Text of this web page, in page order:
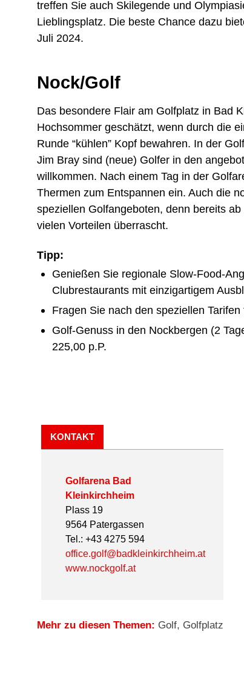
treffen Sie auch Skilegende und
Lieblingsplatz. Die beste Chance dazu
Juli 2024.
Nock/Golf
Das besondere Flair am Golfplatz in Bad
Hochsommer geschätzt, wenn durch die
Runde “kühlen” Kopf bewahren. In der
Jim Bray sind (neue) Golfer in den
willkommen. Nach einem Tag in der
Thermen zum Entspannen ein. Auch die
speziellen Golfangeboten, denn bereits
vielen Vorteilen überrascht.
Tipp:
Genießen Sie regionale Slow-Food-
Clubrestaurants mit einzigartigem
Fragen Sie nach den speziellen
Golf-Genuss in den Nockbergen (2
225,00 p.P.
KONTAKT
Golfarena Bad
Kleinkirchheim
Plass 19
9564 Patergassen
Tel.: +43 4275 594
office.golf@badkleinkirchheim.at
www.nockgolf.at
Mehr zu diesen Themen: Golf, Golfplatz